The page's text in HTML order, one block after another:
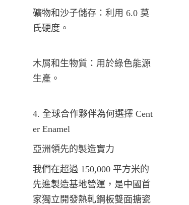
礦物和沙子儲存：利用 6.0 莫
氏硬度。
木屑和生物質：用於綠色能源
生產。
4. 全球合作夥伴為何選擇 Cent
er Enamel
亞洲領先的製造實力
我們在超過 150,000 平方米的
先進製造基地營運，是中國首
家獨立開發熱軋鋼板雙面搪瓷